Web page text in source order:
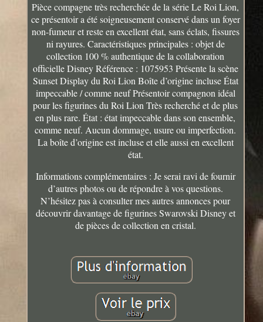
Pièce compagne très recherchée de la série Le Roi Lion,
ce présentoir a été soigneusement conservé dans un foyer
non-fumeur et reste en excellent état, sans éclats, fissures
ni rayures. Caractéristiques principales : objet de
collection 100 % authentique de la collaboration
officielle Disney Référence : 1075953 Présente la scène
Sunset Display du Roi Lion Boîte d’origine incluse État
impeccable / comme neuf Présentoir compagnon idéal
pour les figurines du Roi Lion Très recherché et de plus
en plus rare. État : état impeccable dans son ensemble,
comme neuf. Aucun dommage, usure ou imperfection.
La boîte d’origine est incluse et elle aussi en excellent
état.
Informations complémentaires : Je serai ravi de fournir
d’autres photos ou de répondre à vos questions.
N’hésitez pas à consulter mes autres annonces pour
découvrir davantage de figurines Swarovski Disney et
de pièces de collection en cristal.